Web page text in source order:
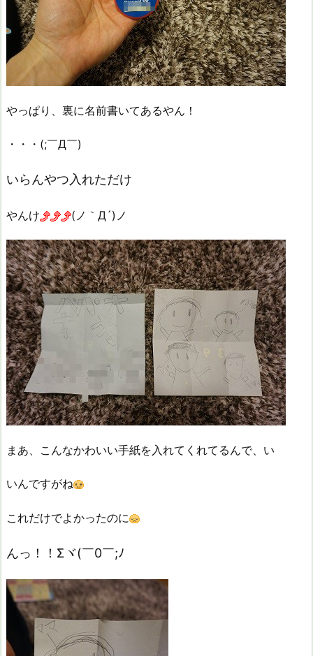
やっぱり、裏に名前書いてあるやん！
・・・(;￣Д￣)
いらんやつ入れただけ
やんけ (ノ｀Д´)ノ
まあ、こんなかわいい手紙を入れてくれてるんで、い
いんですがね
これだけでよかったのに
んっ！！Σヾ(￣0￣;ﾉ